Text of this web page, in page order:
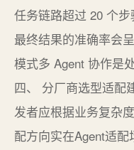
任务链路超过 20 个
最终结果的准确率会
模式多 Agent 协作是
四、 分厂商选型适配
发者应根据业务复杂
配方向实在Agent适